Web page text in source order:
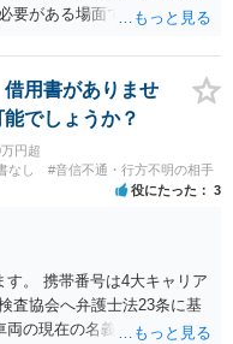
要がある場面でも利用が検
はなく、支払督促申立てな
、その事件処理の一環とし
かければ必ず住所が判明す
、どこに照会するか、照会
ます。したがって、支払督
は事案次第ということにな
もお願いしたい」と相談す
用書がありませ
でしょうか？
円超
なし #音信不通・行方不明の相手
役にたった 3
。 携帯番号は4大キャリア
査協会へ弁護士法23条に基
の現在の名義人 は、分か